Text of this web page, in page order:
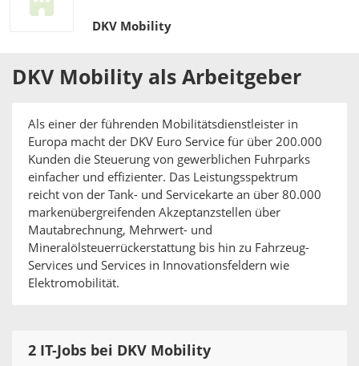
DKV Mobility
DKV Mobility als Arbeitgeber
Als einer der führenden Mobilitätsdienstleister in
Europa macht der DKV Euro Service für über 200.000
Kunden die Steuerung von gewerblichen Fuhrparks
einfacher und effizienter. Das Leistungsspektrum
reicht von der Tank- und Servicekarte an über 80.000
markenübergreifenden Akzeptanzstellen über
Mautabrechnung, Mehrwert- und
Mineralölsteuerrückerstattung bis hin zu Fahrzeug-
Services und Services in Innovationsfeldern wie
Elektromobilität.
2 IT-Jobs bei DKV Mobility